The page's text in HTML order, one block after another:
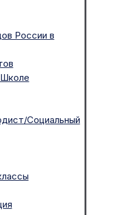
России в
Социальный